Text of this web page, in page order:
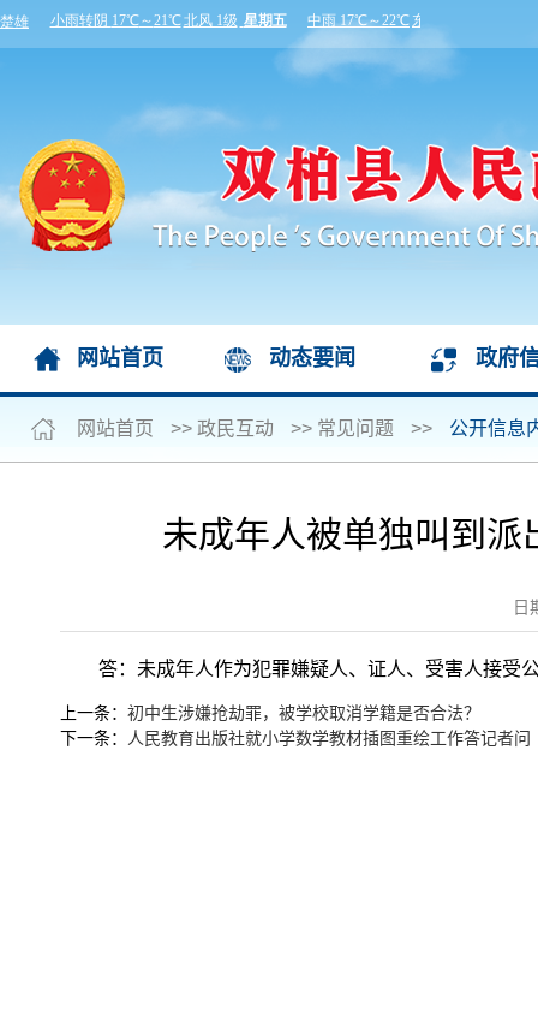
网站首页 动态要闻 政府
网站首页 >> 政民互动 >> 常见问题 >> 公开信息
未成年人被单独叫到
日
答：未成年人作为犯罪嫌疑人、证人、受害人接受
上一条： 初中生涉嫌抢劫罪，被学校取消学籍是否合法？
下一条：
人民教育出版社就小学数学教材插图重绘工作答记者问